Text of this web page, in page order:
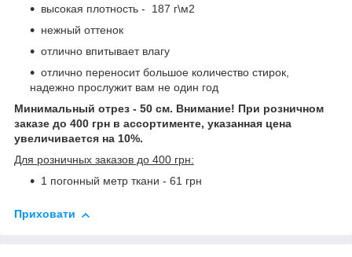
высокая плотность - 187 г\м2
нежный оттенок
отлично впитывает влагу
отлично переносит большое количество стирок,
надежно прослужит вам не один год
Минимальный отрез - 50 см. Внимание! При розничном
заказе до 400 грн в ассортименте, указанная цена
увеличивается на 10%.
Для розничных заказов до 400 грн:
1 погонный метр ткани - 61 грн
Приховати